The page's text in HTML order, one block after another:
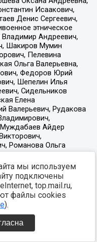
мы используем
подключены
top.mail.ru,
файлы cookies
).